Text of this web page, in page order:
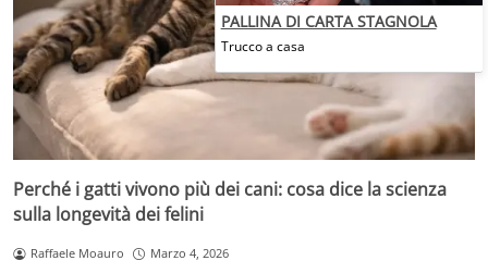
Perché i gatti vivono più dei cani: cosa dice la scienza
sulla longevità dei felini
Raffaele Moauro Marzo 4, 2026
PALLINA DI CARTA STAGNOLA
Trucco a casa